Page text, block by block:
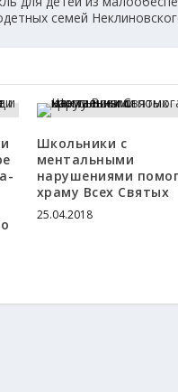
семей
Школьники с
ментальными
нарушениями
храму Всех Святых
25.04.2018